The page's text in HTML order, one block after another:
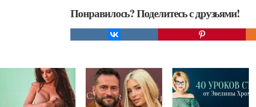
Понравилось? Поделитесь с друзьями!